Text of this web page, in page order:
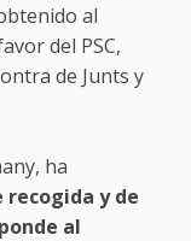
al
del PSC,
de Junts y
ha
y de
al